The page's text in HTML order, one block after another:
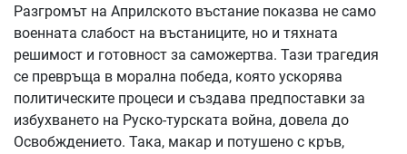
Разгромът на Априлското въстание показва не само
военната слабост на въстаниците, но и тяхната
решимост и готовност за саможертва. Тази трагедия
се превръща в морална победа, която ускорява
политическите процеси и създава предпоставки за
избухването на Руско-турската война, довела до
Освобждението. Така, макар и потушено с кръв,